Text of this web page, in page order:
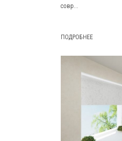
совр...
ПОДРОБНЕЕ